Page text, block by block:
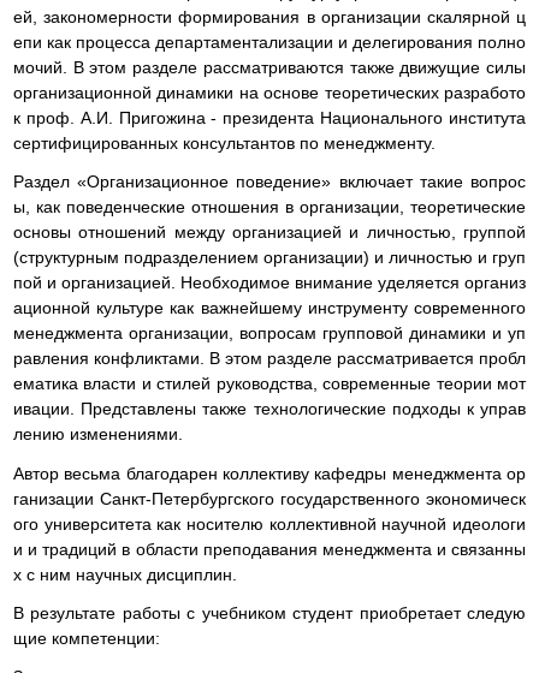
ей, закономерности формирования в организации скалярной ц
епи как процесса департаментализации и делегирования полно
мочий. В этом разделе рассматриваются также движущие силы
организационной динамики на основе теоретических разработо
к проф. А.И. Пригожина - президента Национального института
сертифицированных консультантов по менеджменту.
Раздел «Организационное поведение» включает такие вопрос
ы, как поведенческие отношения в организации, теоретические
основы отношений между организацией и личностью, группой
(структурным подразделением организации) и личностью и груп
пой и организацией. Необходимое внимание уделяется организ
ационной культуре как важнейшему инструменту современного
менеджмента организации, вопросам групповой динамики и уп
равления конфликтами. В этом разделе рассматривается пробл
ематика власти и стилей руководства, современные теории мот
ивации. Представлены также технологические подходы к управ
лению изменениями.
Автор весьма благодарен коллективу кафедры менеджмента ор
ганизации Санкт-Петербургского государственного экономическ
ого университета как носителю коллективной научной идеологи
и и традиций в области преподавания менеджмента и связанны
х с ним научных дисциплин.
В результате работы с учебником студент приобретает следую
щие компетенции: